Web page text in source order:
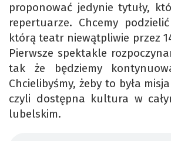
proponować jedynie tytuły,
repertuarze. Chcemy
którą teatr niewątpliwie przez
Pierwsze spektakle
tak że będziemy
Chcielibyśmy, żeby to była
czyli dostępna kultura w
lubelskim.